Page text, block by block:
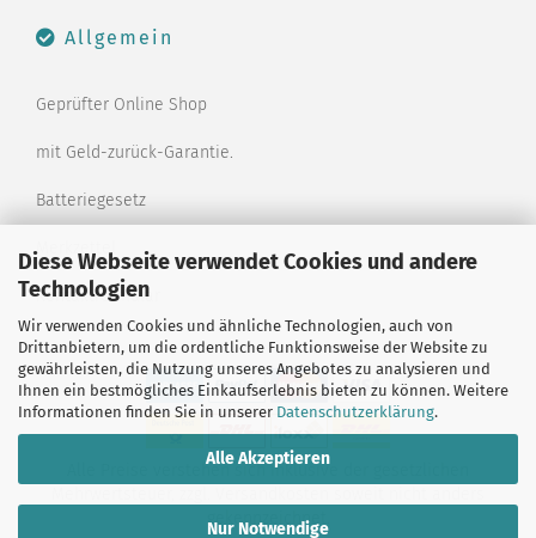
Diese Webseite verwendet Cookies und andere
Technologien
Wir verwenden Cookies und ähnliche Technologien, auch von
Drittanbietern, um die ordentliche Funktionsweise der Website zu
gewährleisten, die Nutzung unseres Angebotes zu analysieren und
Ihnen ein bestmögliches Einkaufserlebnis bieten zu können. Weitere
Informationen finden Sie in unserer Datenschutzerklärung.
Alle Akzeptieren
Nur Notwendige
Allgemein
Geprüfter Online Shop
mit Geld-zurück-Garantie.
Batteriegesetz
Merkzettel
Kontaktformular
Alle Preise verstehen sich inklusive der gesetzlichen
gekennzeichnet.